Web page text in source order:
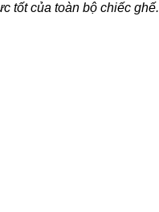
tốt của toàn bộ chiếc ghế.